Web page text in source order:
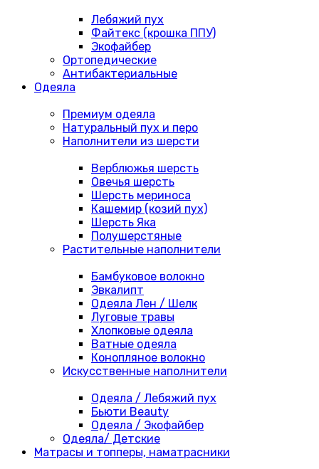
Лебяжий пух
Файтекс (крошка ППУ)
Экофайбер
Ортопедические
Антибактериальные
Одеяла
Премиум одеяла
Натуральный пух и перо
Наполнители из шерсти
Верблюжья шерсть
Овечья шерсть
Шерсть мериноса
Кашемир (козий пух)
Шерсть Яка
Полушерстяные
Растительные наполнители
Бамбуковое волокно
Эвкалипт
Одеяла Лен / Шелк
Луговые травы
Хлопковые одеяла
Ватные одеяла
Конопляное волокно
Искусственные наполнители
Одеяла / Лебяжий пух
Бьюти Beauty
Одеяла / Экофайбер
Одеяла/ Детские
Матрасы и топперы, наматрасники